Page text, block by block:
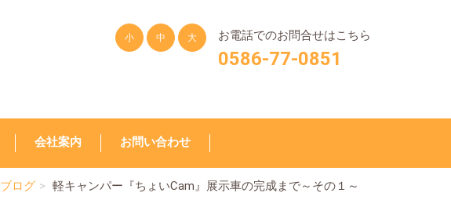
お電話でのお問合せはこちら
0586-77-0851
小 中 大
会社案内 お問い合わせ
ブログ 軽キャンパー『ちょいCam』展示車の完成まで～その１～